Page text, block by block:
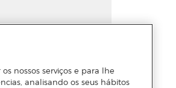
nossos serviços e para lhe
analisando os seus hábitos